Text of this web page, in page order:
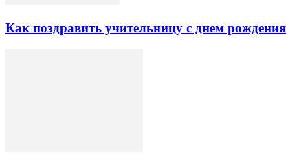
Как поздравить учительницу с днем рождения